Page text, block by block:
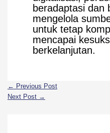
beradaptasi dan
mengelola
untuk tetap
mencapai
berkelanjutan.
← Previous Post
Next Post →